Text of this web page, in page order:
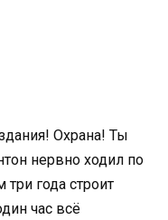
Охрана! Ты
нервно ходил по
три года строит
час всё